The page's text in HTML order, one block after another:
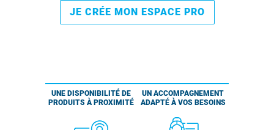
JE CRÉE MON ESPACE PRO
UNE DISPONIBILITÉ DE
PRODUITS À PROXIMITÉ
UN ACCOMPAGNEMENT
ADAPTÉ À VOS BESOINS